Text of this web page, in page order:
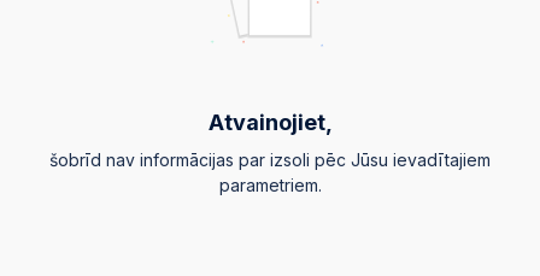
Atvainojiet,
šobrīd nav informācijas par izsoli pēc Jūsu ievadītajiem
parametriem.